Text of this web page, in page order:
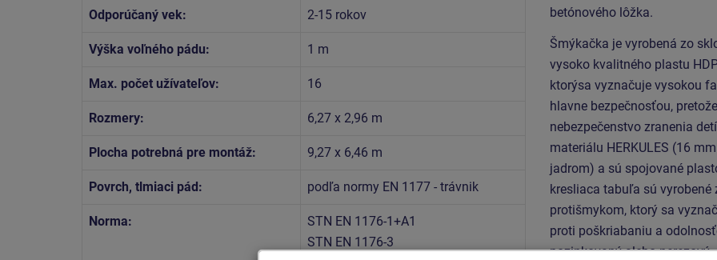
Odporúčaný vek: 2-15 rokov
Výška voľného pádu: 1 m
Max. počet užívateľov: 16
Rozmery: 6,27 x 2,96 m
Plocha potrebná pre montáž: 9,27 x 6,46 m
Povrch, tlmiaci pád: podľa normy EN 1177 - trávnik
Norma:
STN EN 1176-1+A1
STN EN 1176-3
betónového lôžka.
Šmýkačka je vyrobená zo
vysoko kvalitného plastu
ktorýsa vyznačuje vysokou
hlavne bezpečnosťou,
nebezpečenstvo zranenia
materiálu HERKULES (16
jadrom) a sú spojované
kresliaca tabuľa sú
protišmykom, ktorý sa
proti poškriabaniu a
pozinkovaný alebo nerezový.